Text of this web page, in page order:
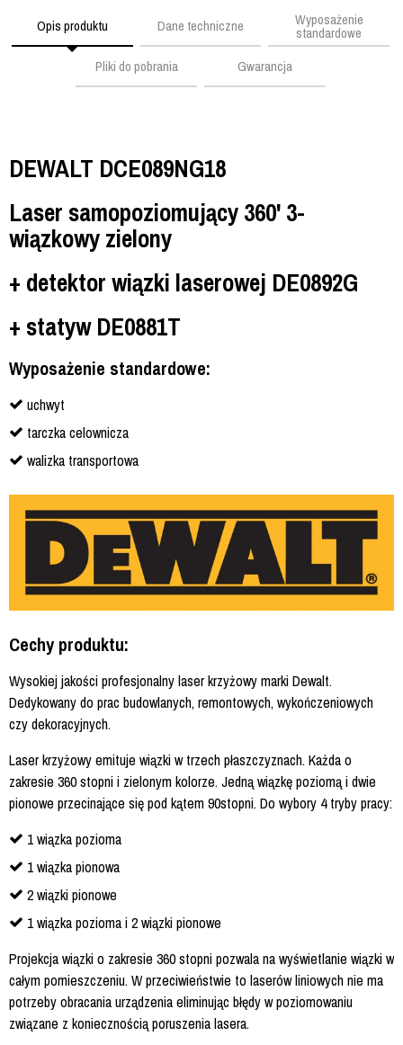
Opis produktu Dane techniczne Wyposażenie
standardowe
Pliki do pobrania
Gwarancja
DEWALT DCE089NG18
Laser samopoziomujący 360' 3-
wiązkowy zielony
+ detektor wiązki laserowej DE0892G
+ statyw DE0881T
Wyposażenie standardowe:
uchwyt
tarczka celownicza
walizka transportowa
Cechy produktu:
Wysokiej jakości profesjonalny laser krzyżowy marki Dewalt.
Dedykowany do prac budowlanych, remontowych, wykończeniowych
czy dekoracyjnych.
Laser krzyżowy emituje wiązki w trzech płaszczyznach. Każda o
zakresie 360 stopni i zielonym kolorze. Jedną wiązkę poziomą i dwie
pionowe przecinające się pod kątem 90stopni. Do wybory 4 tryby pracy:
1 wiązka pozioma
1 wiązka pionowa
2 wiązki pionowe
1 wiązka pozioma i 2 wiązki pionowe
Projekcja wiązki o zakresie 360 stopni pozwala na wyświetlanie wiązki w
całym pomieszczeniu. W przeciwieństwie to laserów liniowych nie ma
potrzeby obracania urządzenia eliminując błędy w poziomowaniu
związane z koniecznością poruszenia lasera.